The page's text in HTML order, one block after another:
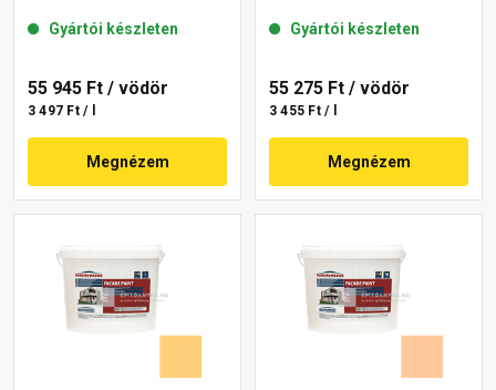
Gyártói készleten
55 945 Ft / vödör
3 497 Ft / l
Megnézem
Gyártói készleten
55 275 Ft / vödör
3 455 Ft / l
Megnézem